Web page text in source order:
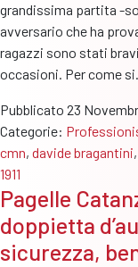
grandissima partita -
avversario che ha
ragazzi sono stati
occasioni. Per come
Pubblicato 23
Categorie:
cmn, davide bragantini,
1911
Pagelle
doppietta
sicurezza,